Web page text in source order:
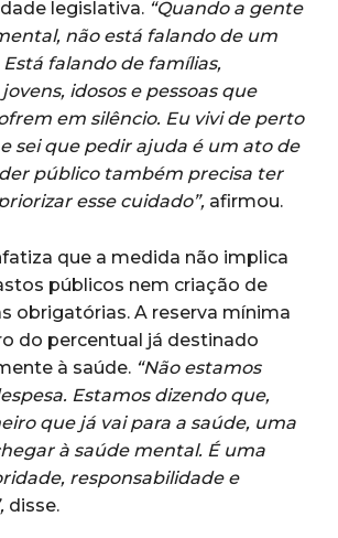
legislativa. “Quando a gente
não está falando de um
falando de famílias,
idosos e pessoas que
em silêncio. Eu vivi de perto
sei que pedir ajuda é um ato de
público também precisa ter
esse cuidado”, afirmou.
que a medida não implica
públicos nem criação de
obrigatórias. A reserva mínima
do percentual já destinado
à saúde. “Não estamos
Estamos dizendo que,
que já vai para a saúde, uma
à saúde mental. É uma
responsabilidade e
disse.